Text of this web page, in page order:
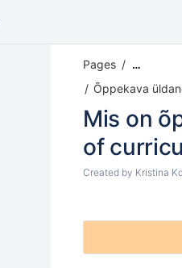
Pages …
Õppekava
Mis on
of
Created by Kristina